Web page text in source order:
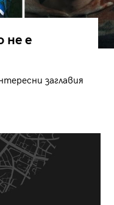
не е
заглавия